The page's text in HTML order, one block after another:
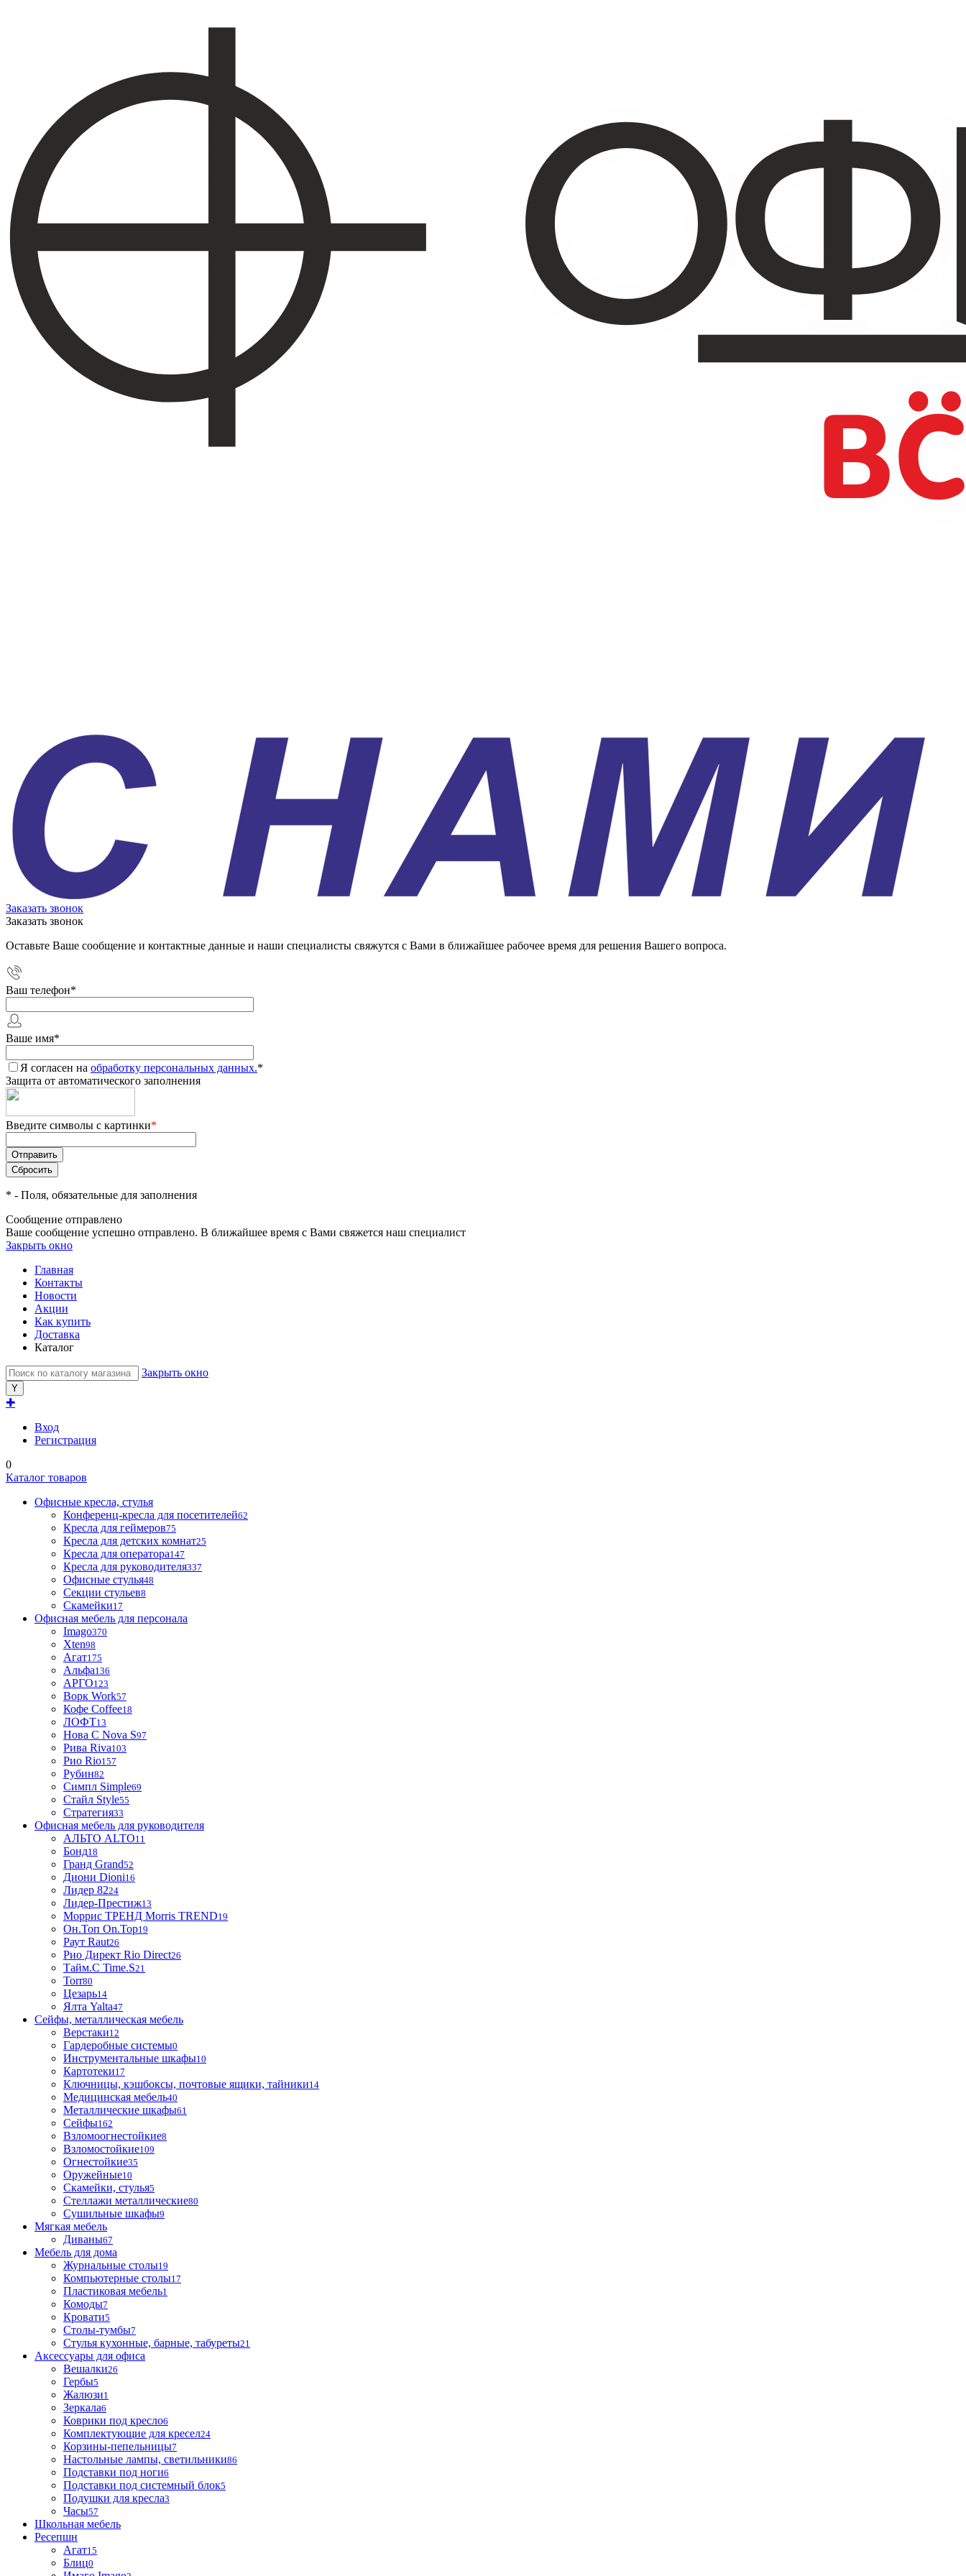
Заказать звонок
Заказать звонок
Оставьте Ваше сообщение и контактные данные и наши специалисты свяжутся с Вами в ближайшее рабочее время для решения Вашего вопроса.
Ваш телефон*
Ваше имя*
Я согласен на обработку персональных данных.*
Защита от автоматического заполнения
Введите символы с картинки*
* - Поля, обязательные для заполнения
Сообщение отправлено
Ваше сообщение успешно отправлено. В ближайшее время с Вами свяжется наш специалист
Закрыть окно
Главная
Контакты
Новости
Акции
Как купить
Доставка
Каталог
Закрыть окно
✚
Вход
Регистрация
0
Каталог товаров
Офисные кресла, стулья
Конференц-кресла для посетителей62
Кресла для геймеров75
Кресла для детских комнат25
Кресла для оператора147
Кресла для руководителя337
Офисные стулья48
Секции стульев8
Скамейки17
Офисная мебель для персонала
Imago370
Xten98
Агат175
Альфа136
АРГО123
Ворк Work57
Кофе Coffee18
ЛОФТ13
Нова С Nova S97
Рива Riva103
Рио Rio157
Рубин82
Симпл Simple69
Стайл Style55
Стратегия33
Офисная мебель для руководителя
АЛЬТО ALTO11
Бонд18
Гранд Grand52
Диони Dioni16
Лидер 8224
Лидер-Престиж13
Моррис ТРЕНД Morris TREND19
Он.Топ On.Top19
Раут Raut26
Рио Директ Rio Direct26
Тайм.С Time.S21
Torr80
Цезарь14
Ялта Yalta47
Сейфы, металлическая мебель
Верстаки12
Гардеробные системы0
Инструментальные шкафы10
Картотеки17
Ключницы, кэшбоксы, почтовые ящики, тайники14
Медицинская мебель40
Металлические шкафы61
Сейфы162
Взломоогнестойкие8
Взломостойкие109
Огнестойкие35
Оружейные10
Скамейки, стулья5
Стеллажи металлические80
Сушильные шкафы9
Мягкая мебель
Диваны67
Мебель для дома
Журнальные столы19
Компьютерные столы17
Пластиковая мебель1
Комоды7
Кровати5
Столы-тумбы7
Стулья кухонные, барные, табуреты21
Аксессуары для офиса
Вешалки26
Гербы5
Жалюзи1
Зеркала6
Коврики под кресло6
Комплектующие для кресел24
Корзины-пепельницы7
Настольные лампы, светильники86
Подставки под ноги6
Подставки под системный блок5
Подушки для кресла3
Часы57
Школьная мебель
Ресепшн
Агат15
Блиц0